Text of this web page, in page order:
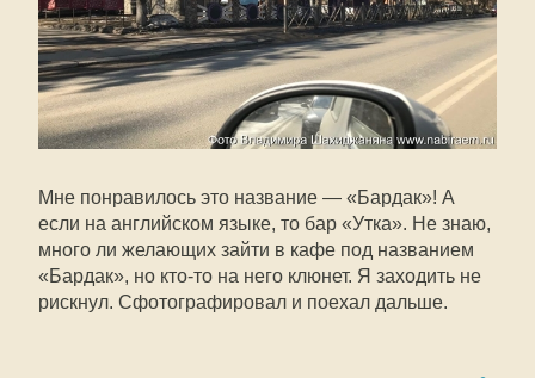
Мне понравилось это название — «Бардак»! А
если на английском языке, то бар «Утка». Не знаю,
много ли желающих зайти в кафе под названием
«Бардак», но кто-то на него клюнет. Я заходить не
рискнул. Сфотографировал и поехал дальше.